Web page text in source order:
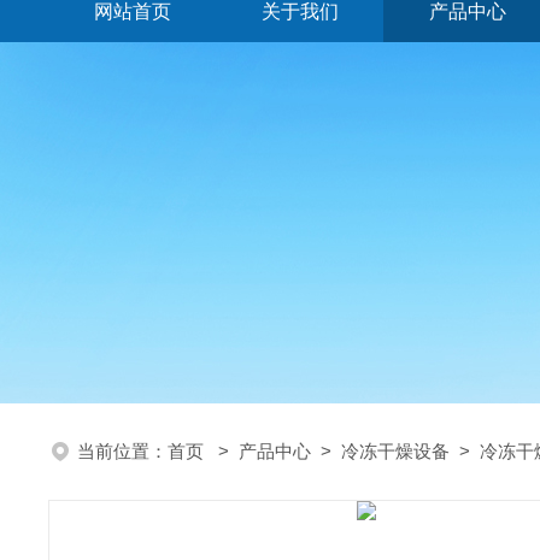
网站首页 关于我们 产品中心
当前位置： 首页 > 产品中心 > 冷冻干燥设备 > 冷冻干